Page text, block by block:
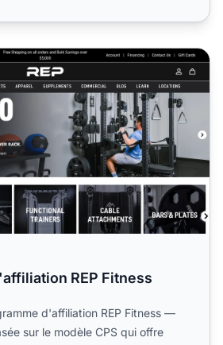
REP Fitness
REP Fitness
d'affiliation REP Fitness —
sur le modèle CPS qui offre